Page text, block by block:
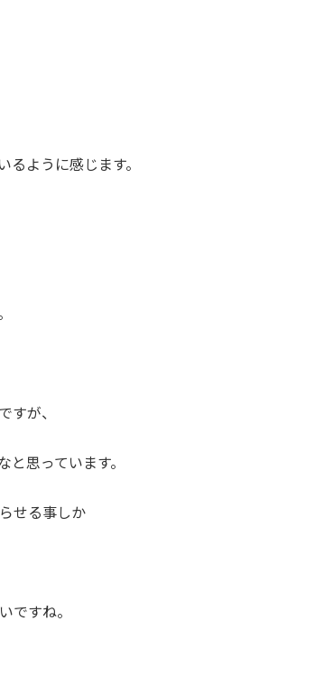
るように感じます。
すが、
と思っています。
せる事しか
ですね。